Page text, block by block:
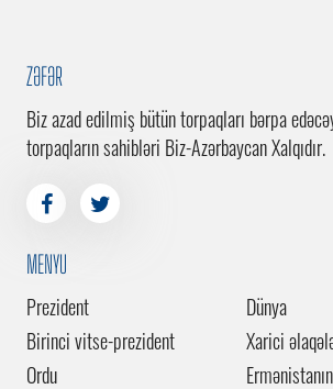
ZƏFƏR
Biz azad edilmiş bütün torpaqları bərpa
torpaqların sahibləri Biz-Azərbaycan Xalqıdır.
MENYU
Prezident
Birinci vitse-prezident
Ordu
Dünya
Xarici